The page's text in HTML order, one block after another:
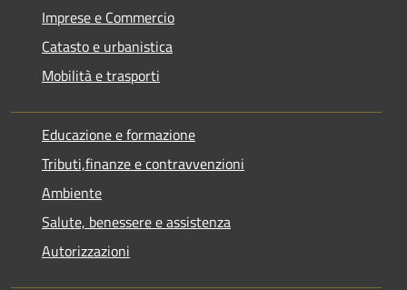
Imprese e Commercio
Catasto e urbanistica
Mobilità e trasporti
Educazione e formazione
Tributi,finanze e contravvenzioni
Ambiente
Salute, benessere e assistenza
Autorizzazioni